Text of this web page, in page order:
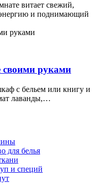
витает свежий,
и поднимающий
своими руками
с бельем или книгу и
лаванды,…
для белья
и специй